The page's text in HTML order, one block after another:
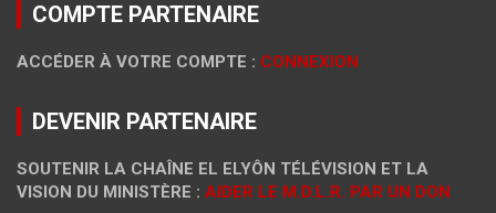
COMPTE PARTENAIRE
ACCÉDER À VOTRE COMPTE : CONNEXION
DEVENIR PARTENAIRE
SOUTENIR LA CHAÎNE EL ELYÔN TÉLÉVISION ET LA
VISION DU MINISTÈRE : AIDER LE M.D.L.R. PAR UN DON